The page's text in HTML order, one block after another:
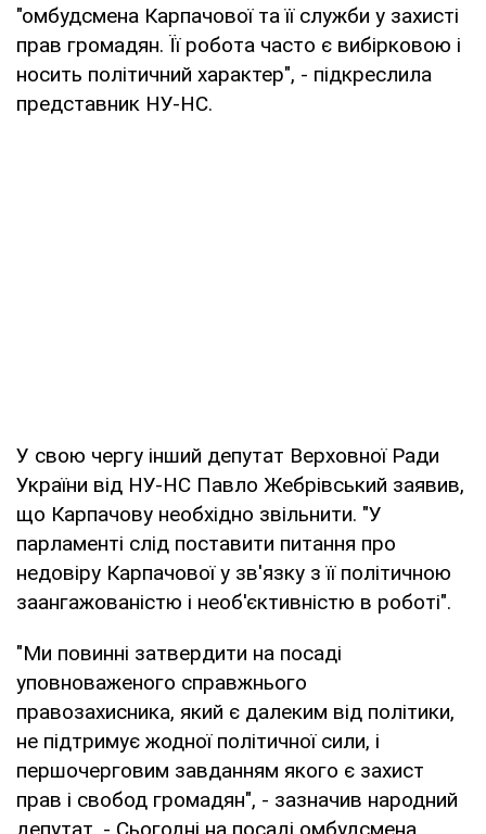
"омбудсмена Карпачової та її служби у захисті
прав громадян. Її робота часто є вибірковою і
носить політичний характер", - підкреслила
представник НУ-НС.
У свою чергу інший депутат Верховної Ради
України від НУ-НС Павло Жебрівський заявив,
що Карпачову необхідно звільнити. "У
парламенті слід поставити питання про
недовіру Карпачової у зв'язку з її політичною
заангажованістю і необ'єктивністю в роботі".
"Ми повинні затвердити на посаді
уповноваженого справжнього
правозахисника, який є далеким від політики,
не підтримує жодної політичної сили, і
першочерговим завданням якого є захист
прав і свобод громадян", - зазначив народний
депутат. - Сьогодні на посаді омбудсмена